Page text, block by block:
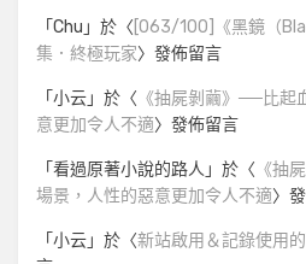
「Chu 」於〈 [063/100]《黑鏡（
集．終極玩家〉發佈留言
「小云」於〈 《抽屍剝繭》──比起
意更加令人不適〉發佈留言
「看過原著小說的路人」於〈 《抽
場景，人性的惡意更加令人不適〉
「小云」於〈新站啟用＆記錄使用